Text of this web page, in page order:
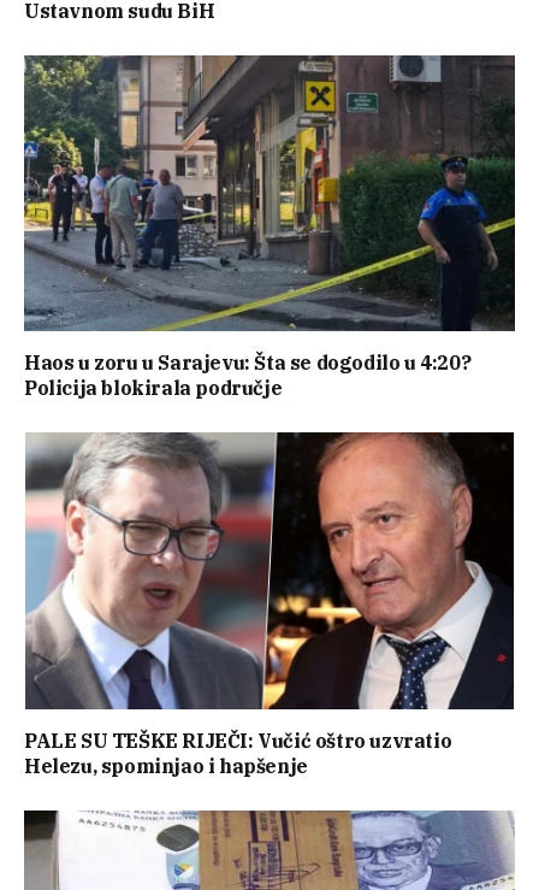
Ustavnom sudu BiH
Haos u zoru u Sarajevu: Šta se dogodilo u 4:20?
Policija blokirala područje
PALE SU TEŠKE RIJEČI: Vučić oštro uzvratio
Helezu, spominjao i hapšenje